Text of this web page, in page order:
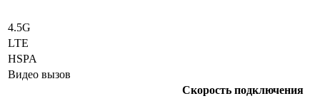
4.5G
LTE
HSPA
Видео вызов
Скорость подключения